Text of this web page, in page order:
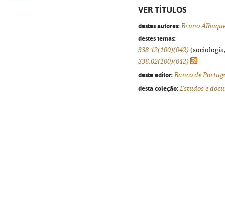
VER TÍTULOS
destes autores: Bruno
destes temas:
338.12(100)(042)
336.02(100)(042)
deste editor: Banco de
desta coleção: Estudos e